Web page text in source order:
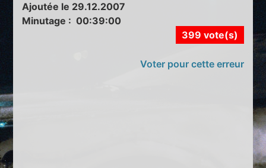
Ajoutée le 29.12.2007
Minutage : 00:39:00
399 vote(s)
Voter pour cette erreur